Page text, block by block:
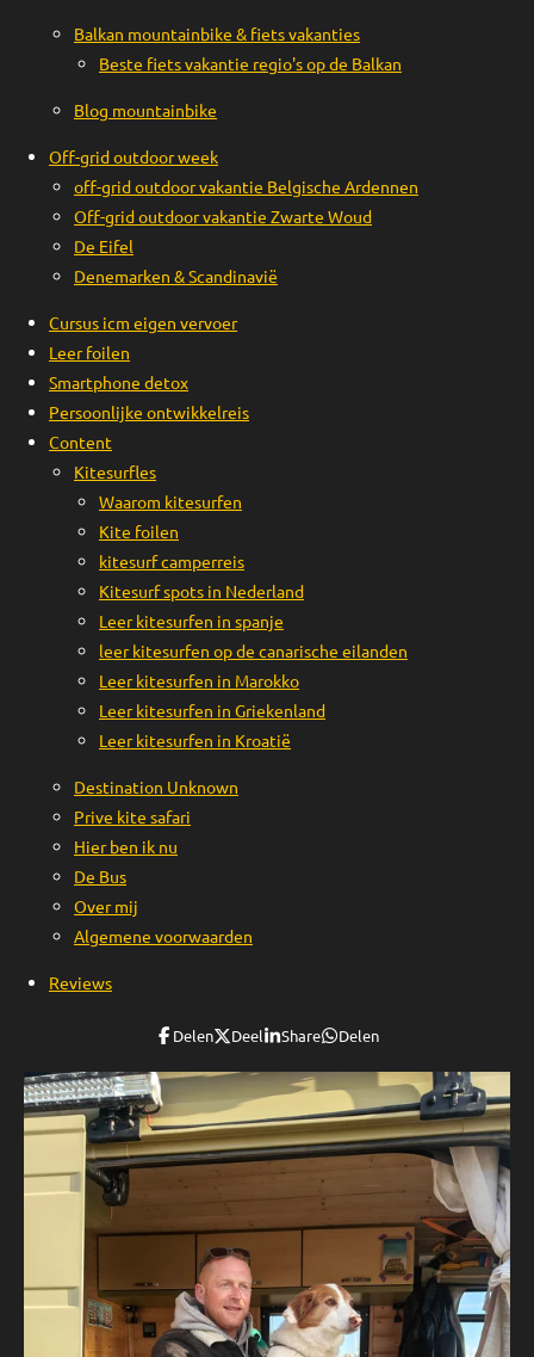
Balkan mountainbike & fiets vakanties
Beste fiets vakantie regio's op de Balkan
Blog mountainbike
Off-grid outdoor week
off-grid outdoor vakantie Belgische Ardennen
Off-grid outdoor vakantie Zwarte Woud
De Eifel
Denemarken & Scandinavië
Cursus icm eigen vervoer
Leer foilen
Smartphone detox
Persoonlijke ontwikkelreis
Content
Kitesurfles
Waarom kitesurfen
Kite foilen
kitesurf camperreis
Kitesurf spots in Nederland
Leer kitesurfen in spanje
leer kitesurfen op de canarische eilanden
Leer kitesurfen in Marokko
Leer kitesurfen in Griekenland
Leer kitesurfen in Kroatië
Destination Unknown
Prive kite safari
Hier ben ik nu
De Bus
Over mij
Algemene voorwaarden
Reviews
Delen Deel Share Delen